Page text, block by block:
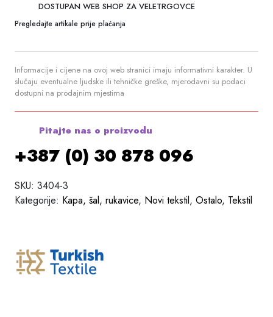
DOSTUPAN WEB SHOP ZA VELETRGOVCE
Pregledajte artikale prije plaćanja
Informacije i cijene na ovoj web stranici imaju informativni karakter. U
slučaju eventualne ljudske ili tehničke greške, mjerodavni su podaci
dostupni na prodajnim mjestima
Pitajte nas o proizvodu
+387 (0) 30 878 096
SKU: 3404-3
Kategorije: Kapa, šal, rukavice, Novi tekstil, Ostalo, Tekstil